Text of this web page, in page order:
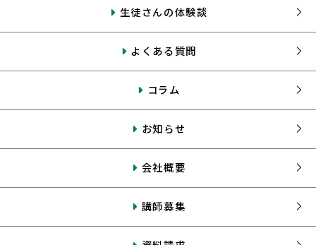
生徒さんの体験談
よくある質問
コラム
お知らせ
会社概要
講師募集